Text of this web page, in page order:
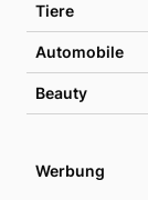
Tiere
Automobile
Beauty
Werbung